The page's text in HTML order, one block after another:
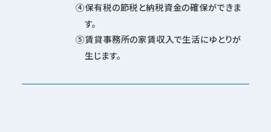
保有税の節税と納税資金の確保ができま
す。
賃貸事務所の家賃収入で生活にゆとりが
生じます。